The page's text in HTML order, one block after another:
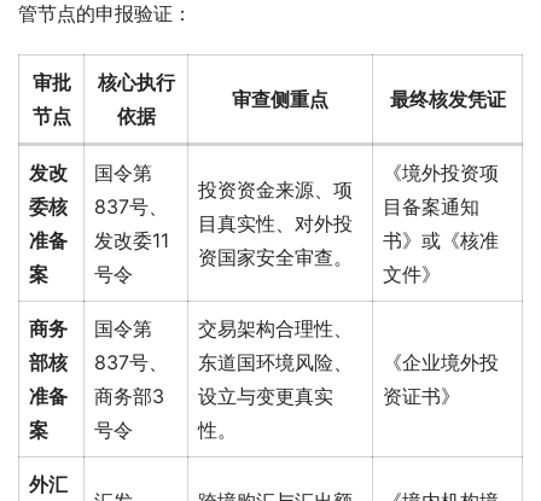
管节点的申报验证：
审批
节点
核心执行
依据
审查侧重点 最终核发凭证
发改
委核
准备
案
国令第
837号、
发改委11
号令
投资资金来源、项
目真实性、对外投
资国家安全审查。
《境外投资项
目备案通知
书》或《核准
文件》
商务
部核
准备
案
国令第
837号、
商务部3
号令
交易架构合理性、
东道国环境风险、
设立与变更真实
性。
《企业境外投
资证书》
外汇